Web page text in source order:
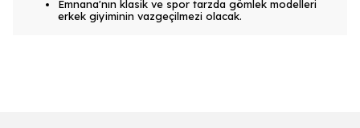
Emnana'nın klasik ve spor tarzda gömlek modelleri
erkek giyiminin vazgeçilmezi olacak.